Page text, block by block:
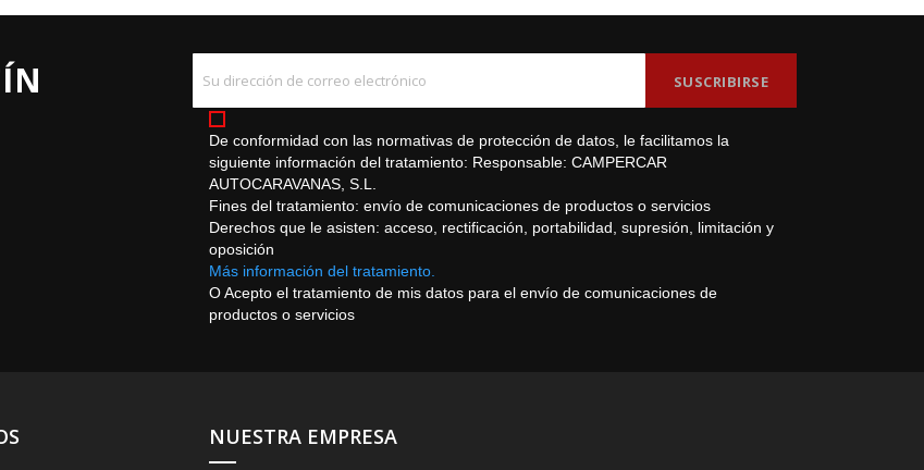
De conformidad con las normativas de protección de datos, le facilitamos la
siguiente información del tratamiento: Responsable: CAMPERCAR
AUTOCARAVANAS, S.L.
Fines del tratamiento: envío de comunicaciones de productos o servicios
Derechos que le asisten: acceso, rectificación, portabilidad, supresión, limitación y
oposición
Más información del tratamiento.
O Acepto el tratamiento de mis datos para el envío de comunicaciones de
productos o servicios
NUESTRA EMPRESA